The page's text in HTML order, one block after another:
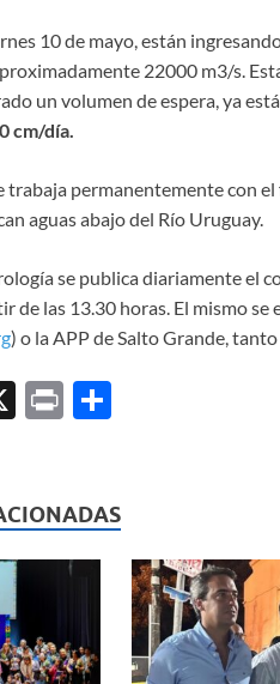
10 de mayo, están
22000 m3/s.
un volumen de espera, ya
cm/día.
trabaja permanentemente con
aguas abajo del Río Uruguay.
se publica diariamente el
de las 13.30 horas. El mismo
) o la APP de Salto Grande,
X P C
p
ar
ti